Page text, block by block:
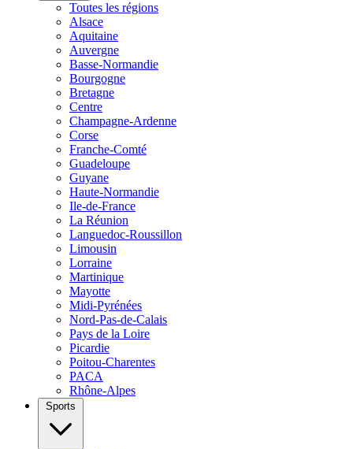
Toutes les régions
Alsace
Aquitaine
Auvergne
Basse-Normandie
Bourgogne
Bretagne
Centre
Champagne-Ardenne
Corse
Franche-Comté
Guadeloupe
Guyane
Haute-Normandie
Ile-de-France
La Réunion
Languedoc-Roussillon
Limousin
Lorraine
Martinique
Mayotte
Midi-Pyrénées
Nord-Pas-de-Calais
Pays de la Loire
Picardie
Poitou-Charentes
PACA
Rhône-Alpes
Sports